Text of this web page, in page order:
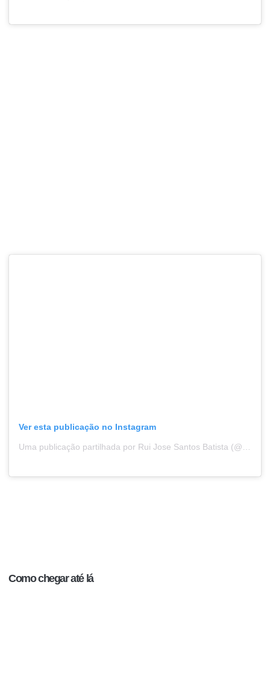
Ver esta publicação no Instagram
Uma publicação partilhada por Rui Jose Santos Batista (@ruibatista72)
Como chegar até lá